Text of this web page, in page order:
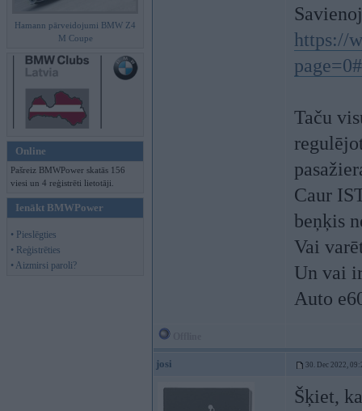
Hamann pārveidojumi BMW Z4
M Coupe
Online
Pašreiz BMWPower skatās 156
viesi un 4 reģistrēti lietotāji.
Ienākt BMWPower
• Pieslēgties
• Reģistrēties
• Aizmirsi paroli?
https://
Taču
Caur
beņķis
Vai
Un vai
Auto
josi 30. Dec 2022,
Šķiet,